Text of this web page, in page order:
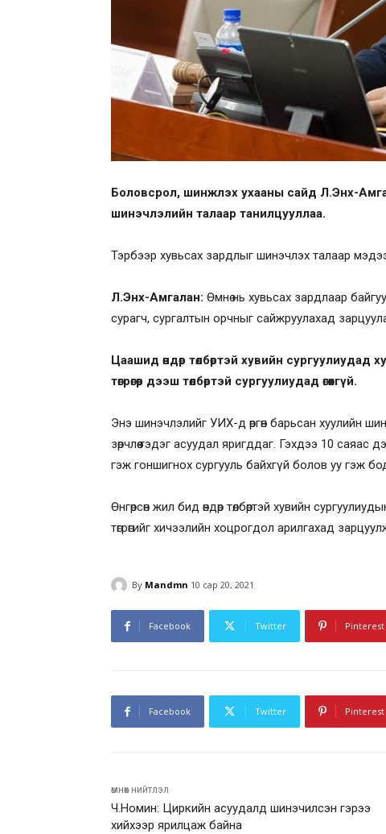
Боловсрол, шинжлэх ухааны сайд Л.Энх-
шинэчлэлийн талаар танилцууллаа.
Тэрбээр хувьсах зардлыг шинэчлэх талаар
Л.Энх-Амгалан: Өмнө нь хувьсах зардлаар
сурагч, сургалтын орчныг сайжруулахад
Цаашид өндөр төлбөртэй хувийн сургуулиудад
төгрөгөөр дээш төлбөртэй сургуулиудад өгөхгүй.
Энэ шинэчлэлийг УИХ-д өргөн барьсан хуулийн
зөрчлөө гэдэг асуудал яригддаг. Гэхдээ 10 саяас
гэж гоншигнох сургууль байхгүй болов уу гэж
Өнгөрсөн жил бид өндөр төлбөртэй хувийн
төгрөгийг хичээлийн хоцрогдол арилгахад
By Mandmn 10 сар 20, 2021
Facebook Twitter Pinterest
Facebook Twitter Pinterest
өмнөх нийтлэл
Ч.Номин: Циркийн асуудалд шинэчилсэн гэрээ
хийхээр ярилцаж байна